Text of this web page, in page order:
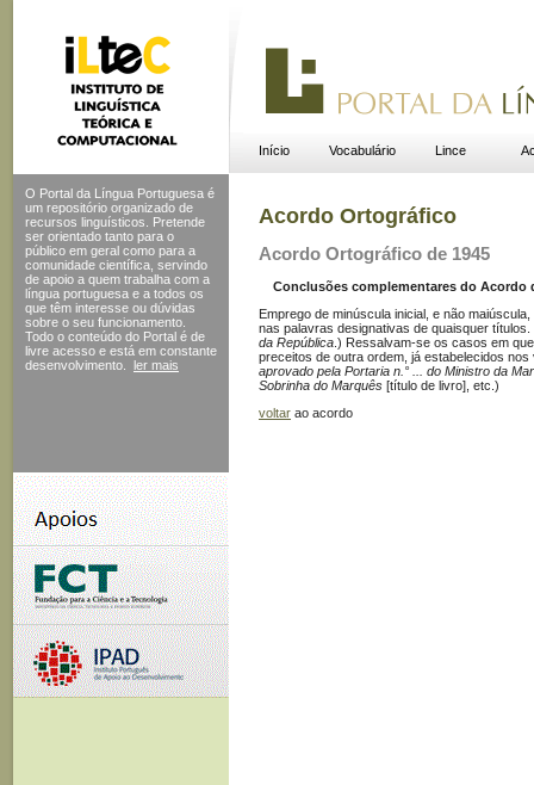
Início Vocabulário Lince
O Portal da Língua Portuguesa é
um repositório organizado de
recursos linguísticos. Pretende
ser orientado tanto para o
público em geral como para a
comunidade científica, servindo
de apoio a quem trabalha com a
língua portuguesa e a todos os
que têm interesse ou dúvidas
sobre o seu funcionamento.
Todo o conteúdo do Portal é de
livre acesso e está em constante
desenvolvimento.
ler mais
Acordo Ortográfico
Acordo Ortográfico de 1945
Conclusões complementares do Acordo
Emprego de minúscula inicial, e não
nas palavras designativas de quaisquer
da República .) Ressalvam-se os casos em
preceitos de outra ordem, já estabelecidos
aprovado pela Portaria n.° ... do Ministro da
Sobrinha do Marquês [título de livro], etc.)
voltar ao acordo